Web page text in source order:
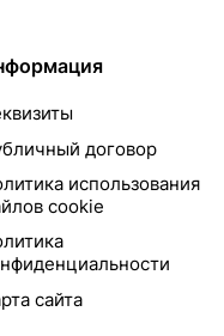
договор
использования
cookie
сайта